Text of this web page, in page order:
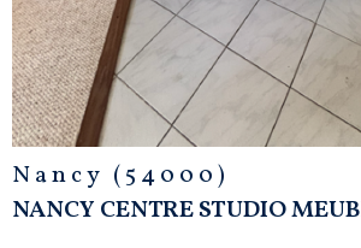
Nancy (54000)
NANCY CENTRE STUDIO